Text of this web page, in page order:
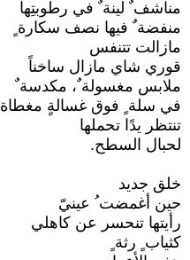
مناشف ٌ لينة ٌ في رطوبتِها
منفضة ٌ فيها نصف سكارة ٍ
مازالت تتنفس
قوري شاي مازال ساخناً
ملابس مغسولة ٌ، مكدسة ٌ
في سلة ٍ فوق غسالةٍ مغطاة
تنتظر يدًا تحملها
لحبال السطح.
خلق جديد
حين أغمضت ُ عينيّ
رأيتها تنحسر عن كاهلي
كثياب ٍ رثة ٍ